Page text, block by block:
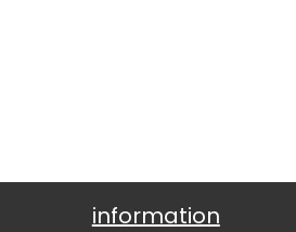
information